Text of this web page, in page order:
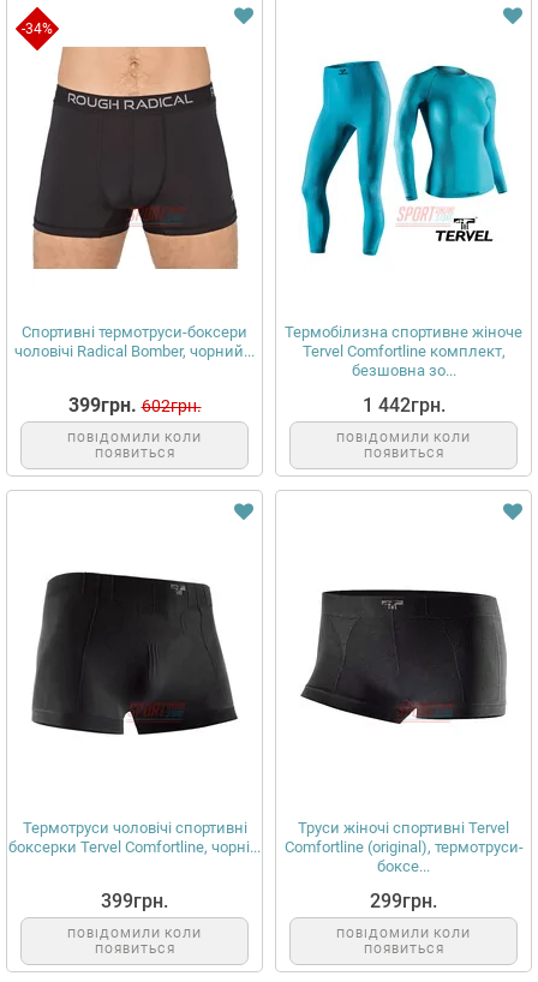
-34%
Спортивні термотруси-боксери
чоловічі Radical Bomber, чорний...
399грн. 602грн.
ПОВІДОМИЛИ КОЛИ
ПОЯВИТЬСЯ
Термобілизна спортивне жіноче
Tervel Comfortline комплект,
безшовна зо...
1 442грн.
ПОВІДОМИЛИ КОЛИ
ПОЯВИТЬСЯ
Термотруси чоловічі спортивні
боксерки Tervel Comfortline, чорні...
399грн.
ПОВІДОМИЛИ КОЛИ
ПОЯВИТЬСЯ
Труси жіночі спортивні Tervel
Comfortline (original), термотруси-
боксе...
299грн.
ПОВІДОМИЛИ КОЛИ
ПОЯВИТЬСЯ